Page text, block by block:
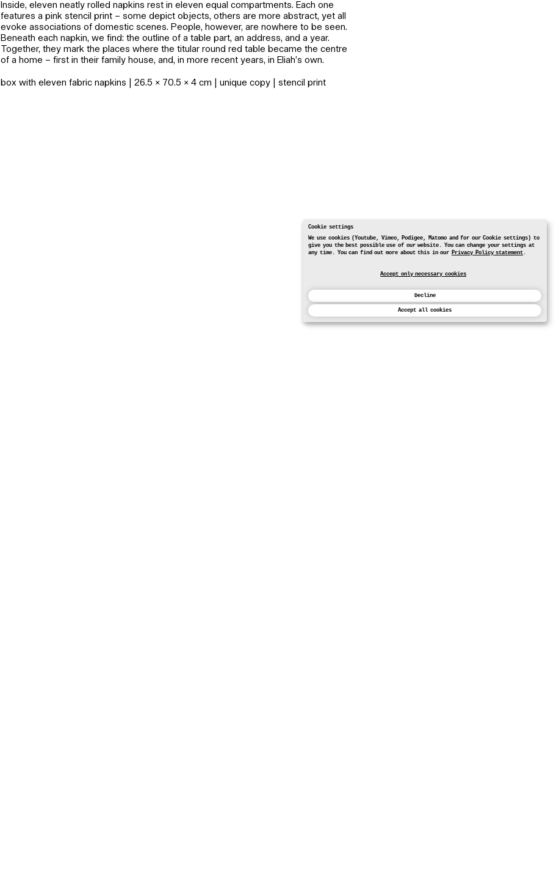
Cookie settings
We use cookies (Youtube, Vimeo, Podigee, Matomo and for our Cookie settings) to
give you the best possible use of our website. You can change your settings at
any time. You can find out more about this in our Privacy Policy statement.
Accept only necessary cookies
Decline
Accept all cookies
Inside, eleven neatly rolled napkins rest in eleven equal compartments. Each one
features a pink stencil print – some depict objects, others are more abstract, yet all
evoke associations of domestic scenes. People, however, are nowhere to be seen.
Beneath each napkin, we find: the outline of a table part, an address, and a year.
Together, they mark the places where the titular round red table became the centre
of a home – first in their family house, and, in more recent years, in Eliah’s own.
box with eleven fabric napkins | 26.5 × 70.5 × 4 cm | unique copy | stencil print